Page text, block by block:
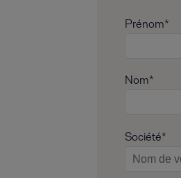
Prénom*
Nom*
Société*